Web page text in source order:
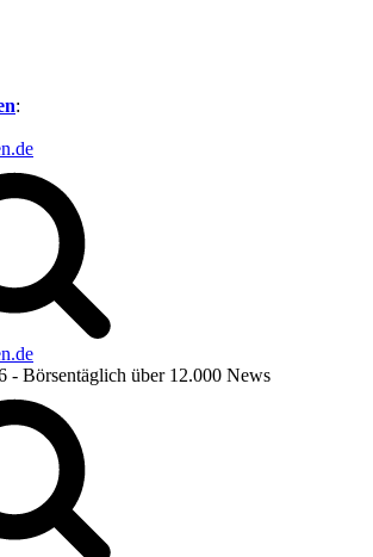
:
- Börsentäglich über 12.000 News